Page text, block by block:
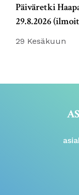
Päiväretki
29.8.2026
29 Kesäkuun